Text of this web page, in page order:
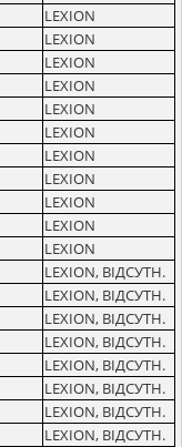
LEXION
LEXION
LEXION
LEXION
LEXION
LEXION
LEXION
LEXION
LEXION
LEXION
LEXION
LEXION, ВІДСУТН.
LEXION, ВІДСУТН.
LEXION, ВІДСУТН.
LEXION, ВІДСУТН.
LEXION, ВІДСУТН.
LEXION, ВІДСУТН.
LEXION, ВІДСУТН.
LEXION, ВІДСУТН.